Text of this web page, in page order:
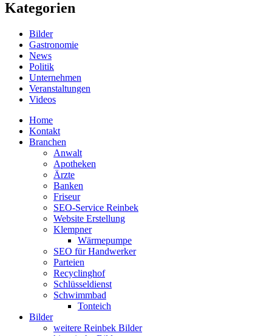
Kategorien
Bilder
Gastronomie
News
Politik
Unternehmen
Veranstaltungen
Videos
Home
Kontakt
Branchen
Anwalt
Apotheken
Ärzte
Banken
Friseur
SEO-Service Reinbek
Website Erstellung
Klempner
Wärmepumpe
SEO für Handwerker
Parteien
Recyclinghof
Schlüsseldienst
Schwimmbad
Tonteich
Bilder
weitere Reinbek Bilder